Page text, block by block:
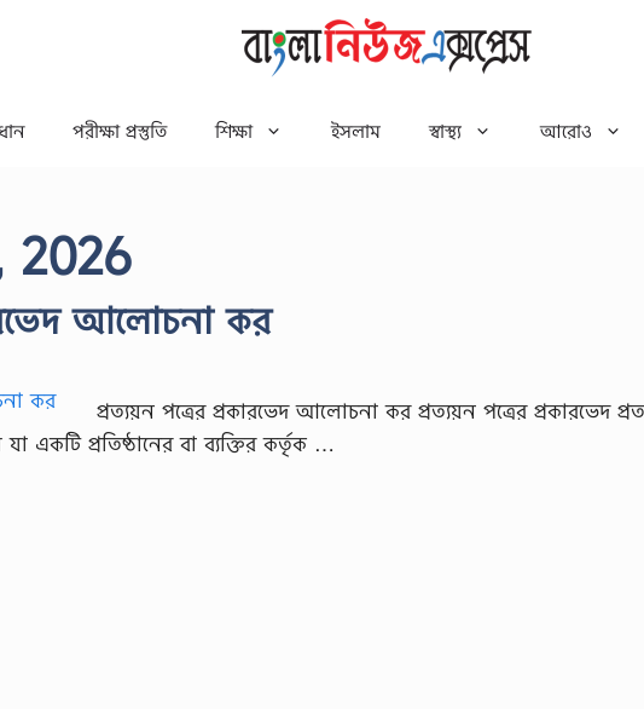
পরীক্ষা প্রস্তুতি শিক্ষা ইসলাম স্বাস্থ্য আরোও
2026
আলোচনা কর
প্রত্যয়ন পত্রের প্রকারভেদ আলোচনা কর প্রত্যয়ন পত্রের প্রকারভেদ
একটি প্রতিষ্ঠানের বা ব্যক্তির কর্তৃক …